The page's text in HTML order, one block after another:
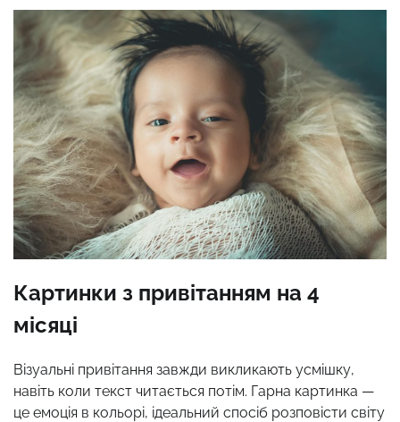
Картинки з привітанням на 4
місяці
Візуальні привітання завжди викликають усмішку,
навіть коли текст читається потім. Гарна картинка —
це емоція в кольорі, ідеальний спосіб розповісти світу